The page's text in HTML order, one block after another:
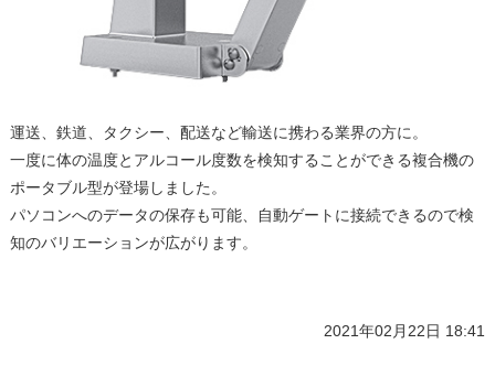
運送、鉄道、タクシー、配送など輸送に携わる業界の方に。
一度に体の温度とアルコール度数を検知することができる複合機の
ポータブル型が登場しました。
パソコンへのデータの保存も可能、自動ゲートに接続できるので検
知のバリエーションが広がります。
2021年02月22日 18:41